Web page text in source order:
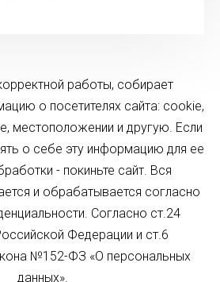
работы, собирает
о посетителях сайта: cookie,
местоположении и другую. Если
о себе эту информацию для ее
- покиньте сайт. Вся
и обрабатывается согласно
Согласно ст.24
Федерации и ст.6
№152-ФЗ «О персональных
данных».